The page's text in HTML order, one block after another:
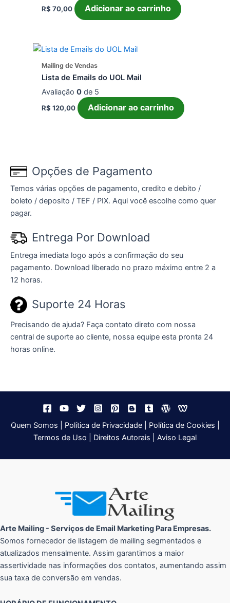
R$ 70,00 Adicionar ao carrinho
Mailing de Vendas
Lista de Emails do UOL Mail
Avaliação0 de 5
R$ 120,00 Adicionar ao carrinho
Opções de Pagamento
Temos várias opções de pagamento, credito e debito /
boleto / deposito / TEF / PIX. Aqui você escolhe como quer
pagar.
Entrega Por Download
Entrega imediata logo após a confirmação do seu
pagamento. Download liberado no prazo máximo entre 2 a
12 horas.
Suporte 24 Horas
Precisando de ajuda? Faça contato direto com nossa
central de suporte ao cliente, nossa equipe esta pronta 24
horas online.
Quem Somos Política de Privacidade| Política de Cookies
Termos de Uso
Direitos Autorais Aviso Legal
Arte Mailing - Serviços de Email Marketing Para Empresas.
Somos fornecedor de listagem de mailing segmentados e
atualizados mensalmente. Assim garantimos a maior
assertividade nas informações dos contatos, aumentando assim
sua taxa de conversão em vendas.